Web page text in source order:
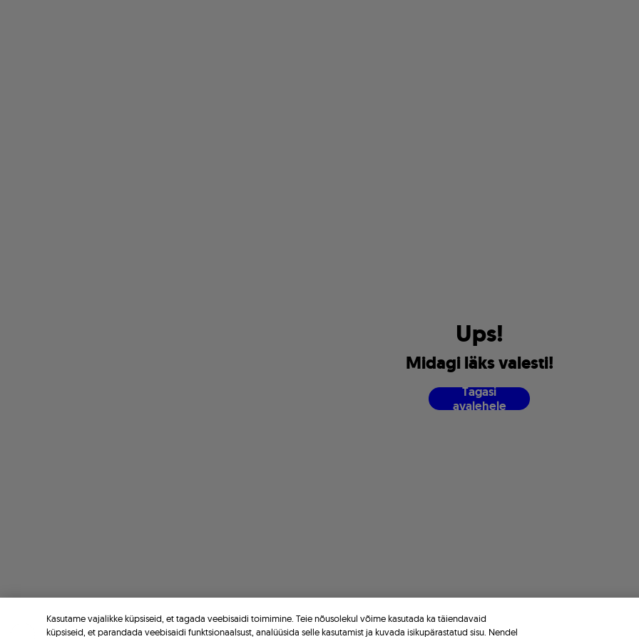
Ups!
Midagi läksvalesti!
Tagasi
avalehele
Kasutame vajalikke küpsiseid, et tagada veebisaidi toimimine. Teie nõusolekul võime kasutada ka täiendavaid
küpsiseid, et parandada veebisaidi funktsionaalsust, analüüsida selle kasutamist ja kuvada isikupärastatud sisu. Nendel